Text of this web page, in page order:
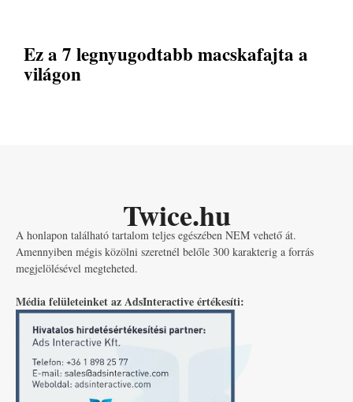
Ez a 7 legnyugodtabb macskafajta a
világon
Twice.hu
A honlapon található tartalom teljes egészében NEM vehető át.
Amennyiben mégis közölni szeretnél belőle 300 karakterig a forrás
megjelölésével megteheted.
Média felületeinket az AdsInteractive értékesíti: